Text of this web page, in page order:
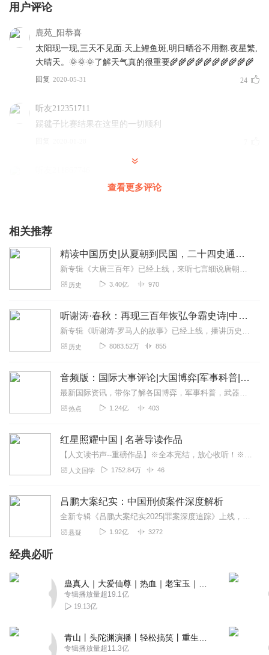
用户评论
鹿苑_阳恭喜
太阳现一现,三天不见面.天上鲤鱼斑,明日晒谷不用翻.夜星繁,
大晴天。🌞🌞🌞了解天气真的很重要🌾🌾🌾🌾🌾🌾🌾🌾🌾🌾
回复 2020-05-31 24
听友212351711
踢毽子比赛结果在这里的一切顺利
主播说的太对了，天气很重要，我们要重视起来
1813955wzfi
每天了解最新的天气动态方便出行
2019-10-14
主播说的好极了，，，
2020-03-17
主播讲得好，每天都在收听，听着天气节目，让我感觉到像
是在旅行一样😊
sspu6459
回暖迅速，节气“惊蛰”前，鱼苗小虾入塘了，今年养殖计划
开使实施
上海書蟲
每天聆听这档节目，花最短的时间，掌握气象动态，天气趋
势，为我们的日常生活，提供了莫大便利，赞！
回复 2021-12-21
海鹰中小企业
老师分享的很实在落地 搜索喜马拉雅：中小企业管理 第一：
如何从雇佣制彻底走向合作制？ 第二：如何通过分配机制激
发员工动力？ 第三：如何落地股份分配打造一伙人团队？ 第
四：如何打造招人留人，及销售系统？ 第五：如何融合线上
查看更多评论
相关推荐
精读中国历史|从夏朝到民国，二十四史通史解析，中华上下五千年
新专辑《大唐三百年》已经上线，来听七言细说唐朝三百年历史吧。点击即可跳转收听。【精读中国历史】立足正史，现代阐释。溯本清源，守正创新。比小说还精彩的正说中国历...
历史 3.40亿 970
听谢涛·春秋：再现三百年恢弘争霸史诗|中国历史 古代
新专辑《听谢涛·罗马人的故事》已经上线，播讲历史十余年，谢涛有度开讲外国历史。1000集+精彩有声节目，完整讲述两千年罗马史，再现西方世界的文明源头。点击跳转收...
历史 8083.52万 855
音频版：国际大事评论|大国博弈|军事科普|科技讲解
最新国际资讯，带你了解各国博弈，军事科普，武器博览。本专辑为听风的蚕原创专辑，本专辑将为您介绍军事科普和国际动态和热点大事，通过独家解读，为您理清热点之下的脉络...
热点 1.24亿 403
红星照耀中国 | 名著导读作品
【人文读书声--重磅作品】※全本完结，放心收听！※八年级（上）语文教科书名著导读指定作品，同名有声书！※著名翻译家董乐山先生权威中文译本！※人民文学出版...
人文国学 1752.84万 46
吕鹏大案纪实：中国刑侦案件深度解析
全新专辑《吕鹏大案纪实2025|罪案深度追踪》上线，点击右边链接订阅收听~吕鹏大案纪实2025|罪案深度追踪_全集免费在线阅读收听下载-喜马拉雅上线福利活动...
悬疑 1.92亿 3272
经典必听
专辑播放量超19.1亿
19.13亿
专辑播放量超11.3亿